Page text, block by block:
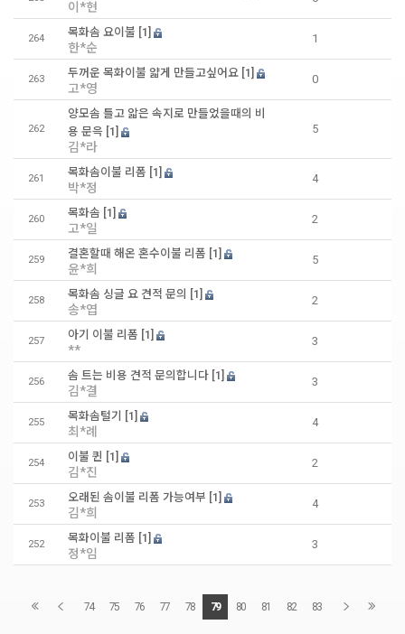
이*현
264 목화솜 요이불 [1]
한*순
1
263 두꺼운 목화이불 얇게 만들고싶어요 [1]
고*영
0
262
양모솜 틀고 앏은 속지로 만들었을때의 비
용 문윽 [1]
김*라
5
261 목화솜이불 리폼 [1]
박*정
4
260 목화솜 [1]
고*일
2
259 결혼할때 해온 혼수이불 리폼 [1]
윤*희
5
258 목화솜 싱글 요 견적 문의 [1]
송*엽
2
257 아기 이불 리폼 [1]
**
3
256 솜 트는 비용 견적 문의합니다 [1]
김*결
3
255 목화솜털기 [1]
최*례
4
254 이불 퀸 [1]
김*진
2
253 오래된 솜이불 리폼 가능여부 [1]
김*희
4
252 목화이불 리폼 [1]
정*임
3
74 75 76 77 78 79 80 81 82 83